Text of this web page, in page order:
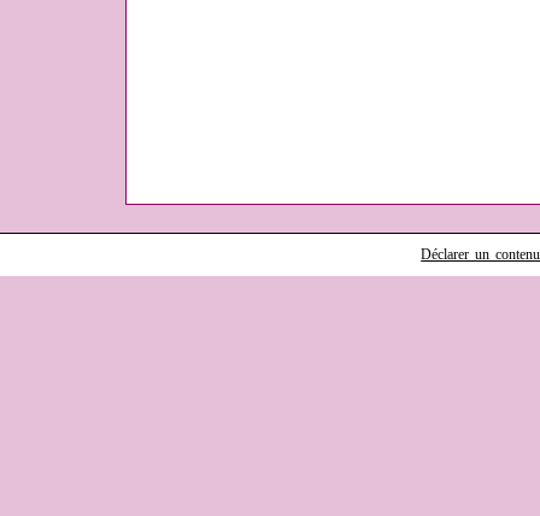
Déclarer un